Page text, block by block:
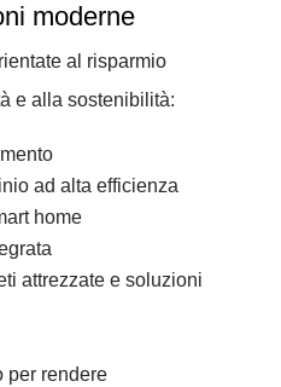
moderne
al risparmio
e alla sostenibilità:
ad alta efficienza
home
attrezzate e soluzioni
per rendere